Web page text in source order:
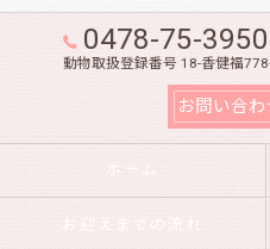
0478-75-3950
動物取扱登録番号 18-香健福
お問い合
ホーム
お迎えまでの流れ